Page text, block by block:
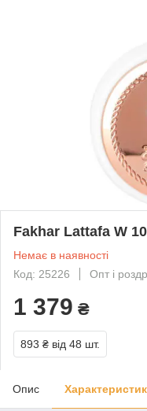
Fakhar Lattafa W
Немає в наявності
Код: 25226
Опт і
1 379 ₴
893 ₴ від 48 шт.
Опис